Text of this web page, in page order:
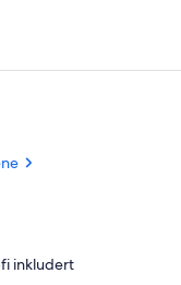
| Sengetøy av topp
inkludert